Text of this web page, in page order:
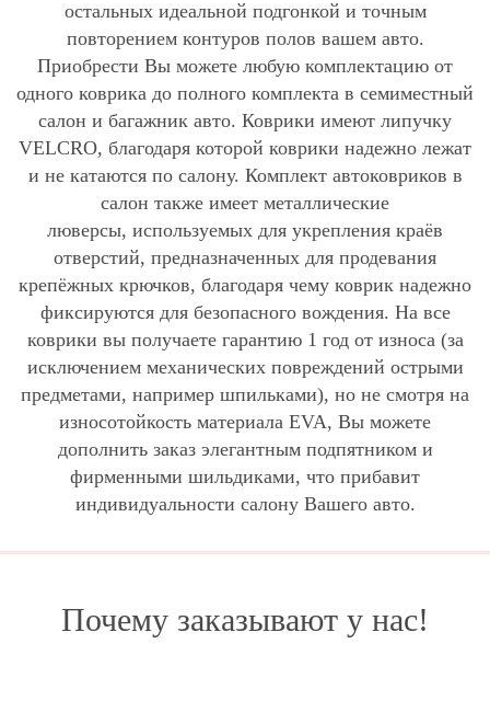
остальных идеальной подгонкой и точным
повторением контуров полов вашем авто.
Приобрести Вы можете любую комплектацию от
одного коврика до полного комплекта в семиместный
салон и багажник авто. Коврики имеют липучку
VELCRO, благодаря которой коврики надежно лежат
и не катаются по салону. Комплект автоковриков в
салон также имеет металлические
люверсы, используемых для укрепления краёв
отверстий, предназначенных для продевания
крепёжных крючков, благодаря чему коврик надежно
фиксируются для безопасного вождения. На все
коврики вы получаете гарантию 1 год от износа (за
исключением механических повреждений острыми
предметами, например шпильками), но не смотря на
износотойкость материала EVA, Вы можете
дополнить заказ элегантным подпятником и
фирменными шильдиками, что прибавит
индивидуальности салону Вашего авто.
Почему заказывают у нас!